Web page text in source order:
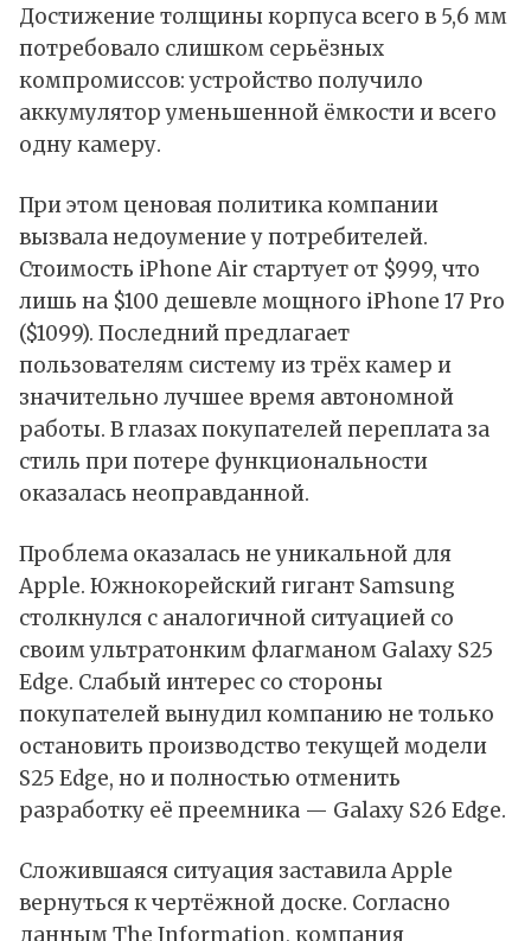
Достижение толщины корпуса всего в 5,6 мм
потребовало слишком серьёзных
компромиссов: устройство получило
аккумулятор уменьшенной ёмкости и всего
одну камеру.
При этом ценовая политика компании
вызвала недоумение у потребителей.
Стоимость iPhone Air стартует от $999, что
лишь на $100 дешевле мощного iPhone 17 Pro
($1099). Последний предлагает
пользователям систему из трёх камер и
значительно лучшее время автономной
работы. В глазах покупателей переплата за
стиль при потере функциональности
оказалась неоправданной.
Проблема оказалась не уникальной для
Apple. Южнокорейский гигант Samsung
столкнулся с аналогичной ситуацией со
своим ультратонким флагманом Galaxy S25
Edge. Слабый интерес со стороны
покупателей вынудил компанию не только
остановить производство текущей модели
S25 Edge, но и полностью отменить
разработку её преемника — Galaxy S26 Edge.
Сложившаяся ситуация заставила Apple
вернуться к чертёжной доске. Согласно
данным The Information, компания